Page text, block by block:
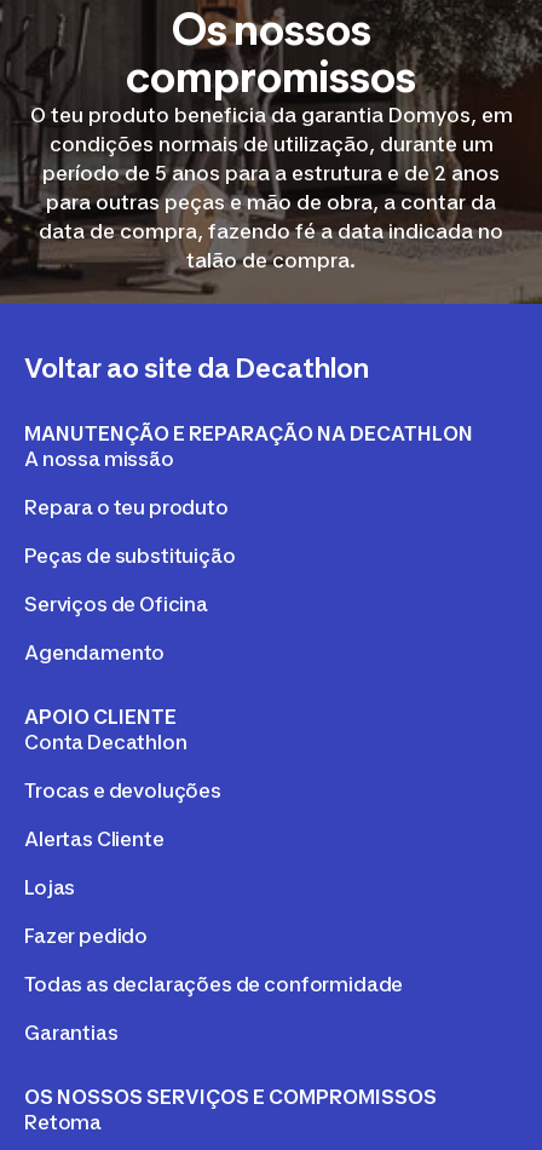
Os nossos
compromissos
O teu produto beneficia da garantia Domyos, em
condições normais de utilização, durante um
período de 5 anos para a estrutura e de 2 anos
para outras peças e mão de obra, a contar da
data de compra, fazendo fé a data indicada no
talão de compra.
Voltar ao site da Decathlon
MANUTENÇÃO E REPARAÇÃO NA DECATHLON
A nossa missão
Repara o teu produto
Peças de substituição
Serviços de Oficina
Agendamento
APOIO CLIENTE
Conta Decathlon
Trocas e devoluções
Alertas Cliente
Lojas
Fazer pedido
Todas as declarações de conformidade
Garantias
OS NOSSOS SERVIÇOS E COMPROMISSOS
Retoma